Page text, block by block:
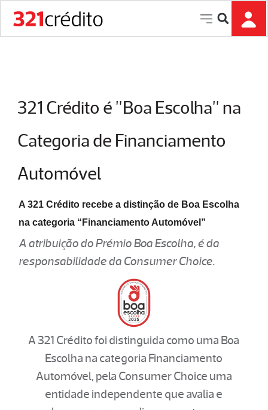
P
u
321 Crédito é "Boa Escolha" na
Categoria de Financiamento
Automóvel
A 321 Crédito recebe a distinção de Boa Escolha
na categoria “Financiamento Automóvel”
A atribuição do Prémio Boa Escolha, é da
responsabilidade da Consumer Choice.
A 321 Crédito foi distinguida como uma Boa
Escolha na categoria Financiamento
Automóvel, pela Consumer Choice uma
entidade independente que avalia e